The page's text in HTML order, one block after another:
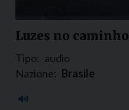
Luzes no caminho
Tipo: audio
Nazione: Brasile